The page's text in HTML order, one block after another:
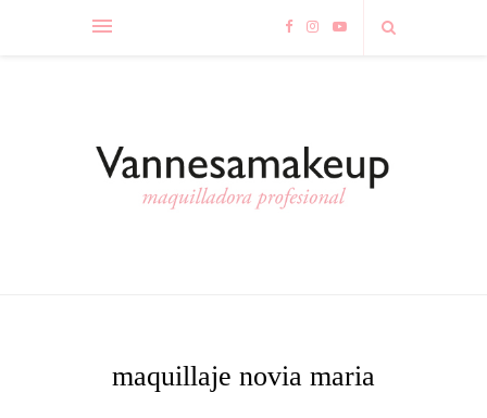
maquillaje novia maria